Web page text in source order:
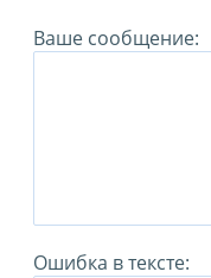
Ваше сообщение:
Ошибка в тексте: